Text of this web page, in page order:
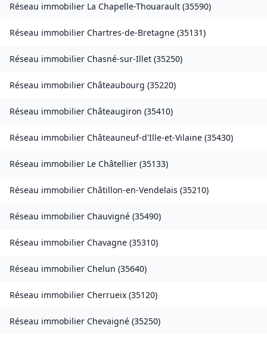
Réseau immobilier La Chapelle-Thouarault (35590)
Réseau immobilier Chartres-de-Bretagne (35131)
Réseau immobilier Chasné-sur-Illet (35250)
Réseau immobilier Châteaubourg (35220)
Réseau immobilier Châteaugiron (35410)
Réseau immobilier Châteauneuf-d'Ille-et-Vilaine (35430)
Réseau immobilier Le Châtellier (35133)
Réseau immobilier Châtillon-en-Vendelais (35210)
Réseau immobilier Chauvigné (35490)
Réseau immobilier Chavagne (35310)
Réseau immobilier Chelun (35640)
Réseau immobilier Cherrueix (35120)
Réseau immobilier Chevaigné (35250)